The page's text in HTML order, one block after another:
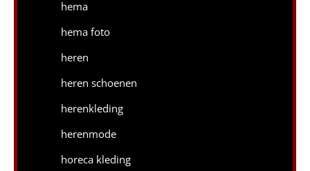
hema
hema foto
heren
heren schoenen
herenkleding
herenmode
horeca kleding